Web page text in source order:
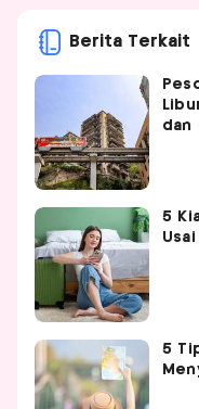
Berita Terkait
dan
5
5